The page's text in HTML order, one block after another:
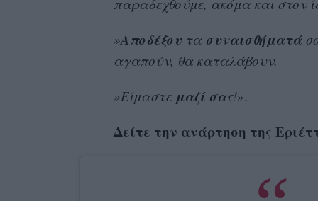
παραδεχθούμε, ακόμα και στον
»Αποδέξουτα συναισθήματά
αγαπούν, θα καταλάβουν.
»Είμαστε μαζί σας!».
Δείτε την ανάρτηση της